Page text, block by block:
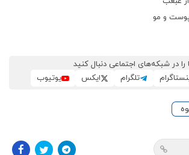
و مو
را در شبکه‌های اجتماعی دنبال کنید
تلگرام ایکس یوتیوب